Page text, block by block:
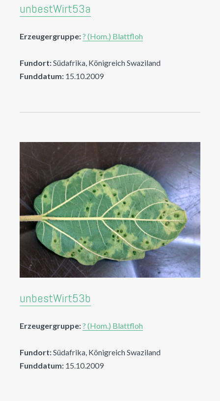
unbestWirt53a
Erzeugergruppe:? (Hom.) Blattfloh
Fundort:Südafrika, Königreich Swaziland
Funddatum: 15.10.2009
unbestWirt53b
Erzeugergruppe:? (Hom.) Blattfloh
Fundort:Südafrika, Königreich Swaziland
Funddatum: 15.10.2009